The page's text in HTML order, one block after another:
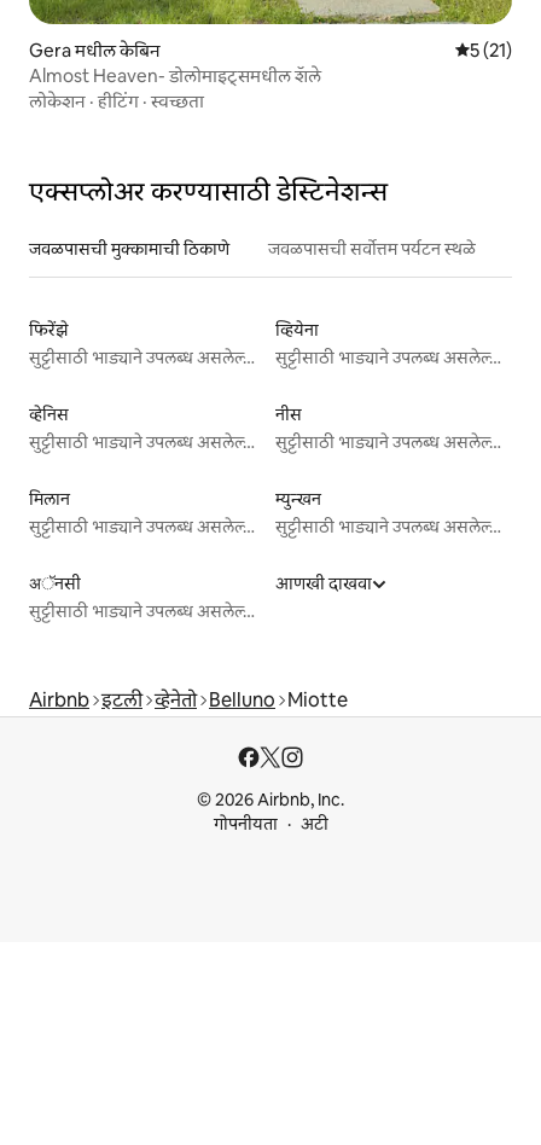
Gera मधील केबिन 5 पैकी 5
5 (21)
Almost Heaven- डोलोमाइट्समधील शॅले
लोकेशन ·हीटिंग ·स्वच्छता
एक्सप्लोअर करण्यासाठी डेस्टिनेशन्स
जवळपासची मुक्कामाची ठिकाणे जवळपासची सर्वोत्तम पर्यटन स्थळे
फिरेंझे
सुट्टीसाठी भाड्याने उपलब्ध असलेल्या जागा
व्हियेना
सुट्टीसाठी भाड्याने उपलब्ध असलेल्या जागा
व्हेनिस
सुट्टीसाठी भाड्याने उपलब्ध असलेल्या जागा
नीस
सुट्टीसाठी भाड्याने उपलब्ध असलेल्या जागा
मिलान
सुट्टीसाठी भाड्याने उपलब्ध असलेल्या जागा
म्युन्खन
सुट्टीसाठी भाड्याने उपलब्ध असलेल्या जागा
अॅनसी
सुट्टीसाठी भाड्याने उपलब्ध असलेल्या जागा
आणखी दाखवा
Airbnb इटली व्हेनेतो Belluno Miotte
© 2026 Airbnb, Inc.
गोपनीयता
अटी